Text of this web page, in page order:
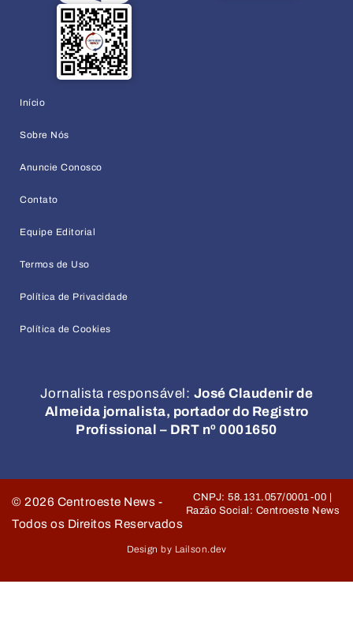
Início
Sobre Nós
Anuncie Conosco
Contato
Equipe Editorial
Termos de Uso
Política de Privacidade
Política de Cookies
Jornalista responsável: José Claudenir de
Almeida jornalista, portador do Registro
Profissional – DRT nº 0001650
© 2026 Centroeste News -
Todos os Direitos Reservados
CNPJ: 58.131.057/0001-00 |
Razão Social: Centroeste News
Design by Lailson.dev